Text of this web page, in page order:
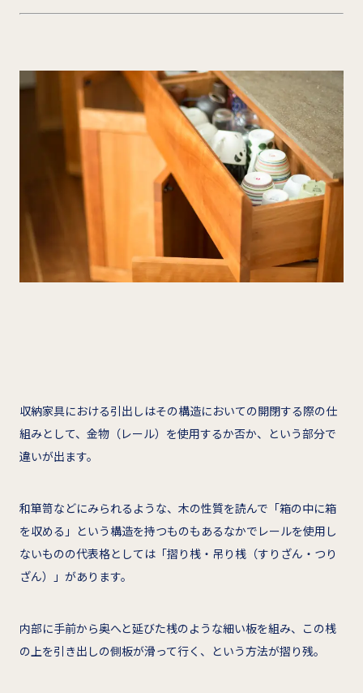
収納家具における引出しはその構造においての開閉する際の仕
組みとして、金物（レール）を使用するか否か、という部分で
違いが出ます。
和箪笥などにみられるような、木の性質を読んで「箱の中に箱
を収める」という構造を持つものもあるなかでレールを使用し
ないものの代表格としては「摺り桟・吊り桟（すりざん・つり
ざん）」があります。
内部に手前から奥へと延びた桟のような細い板を組み、この桟
の上を引き出しの側板が滑って行く、という方法が摺り残。